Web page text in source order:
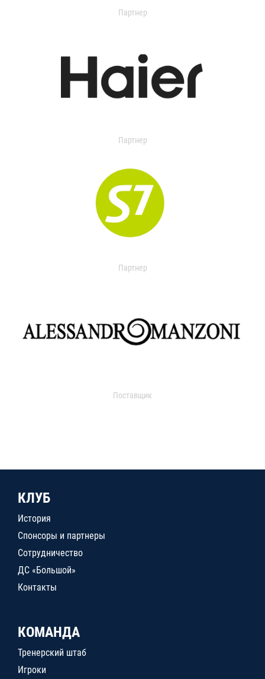
Партнер
Партнер
Партнер
Поставщик
КЛУБ
История
Спонсоры и партнеры
Сотрудничество
ДС «Большой»
Контакты
КОМАНДА
Тренерский штаб
Игроки